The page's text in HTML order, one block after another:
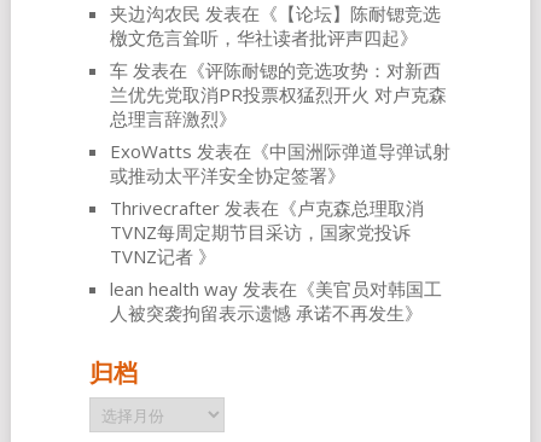
夹边沟农民 发表在《 【论坛】陈耐锶竞选
檄文危言耸听，华社读者批评声四起》
车发表在《评陈耐锶的竞选攻势：对新西
兰优先党取消PR投票权猛烈开火 对卢克森
总理言辞激烈》
ExoWatts 发表在《中国洲际弹道导弹试射
或推动太平洋安全协定签署》
Thrivecrafter发表在《卢克森总理取消
TVNZ每周定期节目采访，国家党投诉
TVNZ记者 》
lean health way发表在《美官员对韩国工
人被突袭拘留表示遗憾 承诺不再发生》
归档
归
档